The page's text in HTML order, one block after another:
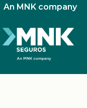
An MNK company